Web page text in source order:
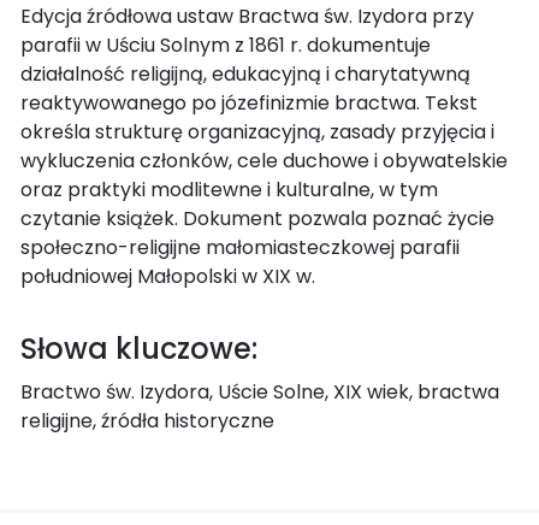
Edycja źródłowa ustaw Bractwa św. Izydora przy
parafii w Uściu Solnym z 1861 r. dokumentuje
działalność religijną, edukacyjną i charytatywną
reaktywowanego po józefinizmie bractwa. Tekst
określa strukturę organizacyjną, zasady przyjęcia i
wykluczenia członków, cele duchowe i obywatelskie
oraz praktyki modlitewne i kulturalne, w tym
czytanie książek. Dokument pozwala poznać życie
społeczno-religijne małomiasteczkowej parafii
południowej Małopolski w XIX w.
Słowa kluczowe:
Bractwo św. Izydora, Uście Solne, XIX wiek, bractwa
religijne, źródła historyczne